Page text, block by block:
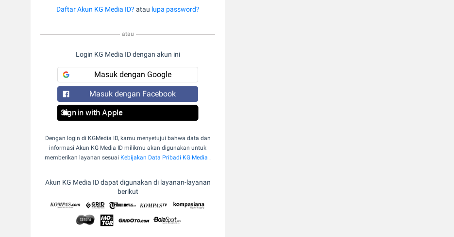
Daftar Akun KG Media ID? atau lupa password?
atau
Login KG Media ID dengan akun ini
Masuk dengan Google
Masuk dengan Facebook
Sign in with Apple
Dengan login di KGMedia ID, kamu menyetujui bahwa data dan
informasi Akun KG Media ID milikmu akan digunakan untuk
memberikan layanan sesuai Kebijakan Data Pribadi KG Media .
Akun KG Media ID dapat digunakan di layanan-layanan
berikut